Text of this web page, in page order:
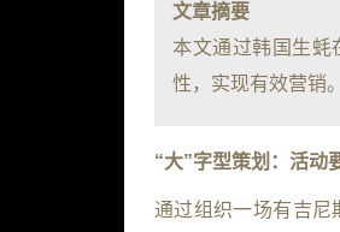
文章摘要
本文通过韩国生蚝
性，实现有效营销。
“大”字型策划：活动
通过组织一场有吉尼